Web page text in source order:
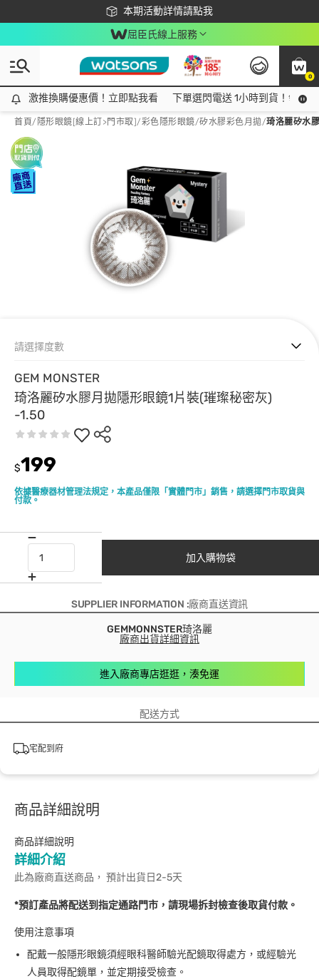
本期活動詳情請點我
下載app最高回饋$350
屈臣氏線上服務
0
激推換購優惠價！立即點我看
激推換購優惠價！立即點我看 下單選閃電送 1小時到貨！領神
首頁/ 隱形眼鏡[線上訂>門市取]/彩色隱形眼鏡/矽水膠彩色月拋/琦洛麗矽水
GEM MONSTER
琦洛麗矽水膠月拋隱形眼鏡1片裝(璀璨秘密灰)
-1.50
依據醫療器材管理法規定，本產品僅限「實體門市」銷售，請選擇門市取貨與
付款。
$199
請選擇度數
加入購物袋
SUPPLIER INFORMATION :廠商直送資訊
GEMMONNSTER琦洛麗
廠商出貨詳細資訊
進入廠商專店逛逛，湊免運
配送方式
宅配到府
商品詳細說明
商品詳細說明
詳細介紹
此為廠商直送商品， 預計出貨日2-5天
*預訂產品將配送到指定通路門市，請現場拆封檢查後取貨付款。
使用注意事項
配戴一般隱形眼鏡須經眼科醫師驗光配鏡取得處方，或經驗光
人員取得配鏡單，並定期接受檢查。